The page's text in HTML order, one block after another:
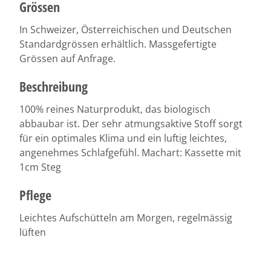
Grössen
In Schweizer, Österreichischen und Deutschen
Standardgrössen erhältlich. Massgefertigte
Grössen auf Anfrage.
Beschreibung
100% reines Naturprodukt, das biologisch
abbaubar ist. Der sehr atmungsaktive Stoff sorgt
für ein optimales Klima und ein luftig leichtes,
angenehmes Schlafgefühl. Machart: Kassette mit
1cm Steg
Pflege
Leichtes Aufschütteln am Morgen, regelmässig
lüften